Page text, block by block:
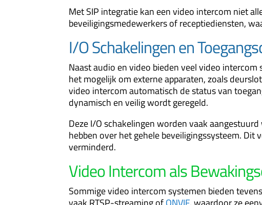
Met SIP integratie kan een video intercom niet
beveiligingsmedewerkers of receptiediensten,
I/O Schakelingen en
Naast audio en video bieden veel video
het mogelijk om externe apparaten, zoals
video intercom automatisch de status van
dynamisch en veilig wordt geregeld.
Deze I/O schakelingen worden vaak
hebben over het gehele beveiligingssysteem.
verminderd.
Video Intercom als
Sommige video intercom systemen bieden